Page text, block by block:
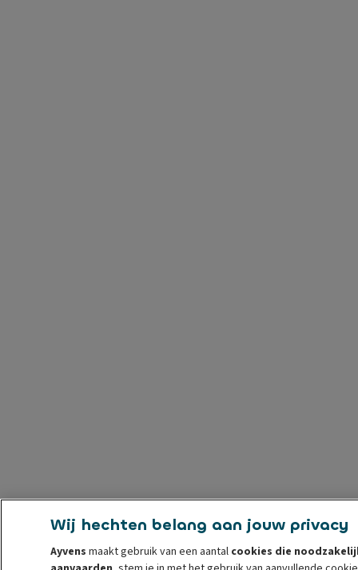
Wij hechten belang aan jouw privacy
Ayvens maakt gebruik van een aantal cookies die